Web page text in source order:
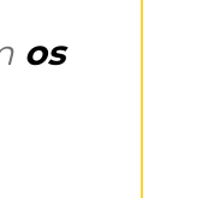
os